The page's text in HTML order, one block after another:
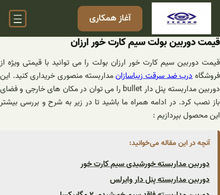
رفتن
آغاز همکاری
قیمت دوربین بولت سیم کارت خور ارزان
قیمت دوربین سیم کارت خور ارزان بولت را می توانید با قیمتی ویژه از
فروشگاهدرب ضد سرقت زیباسازانمداربسته منصوری خریداری کنید. این
دوربین مداربسته پنل دار bullet را می توان در مکان های خارجی و فضای
باز نصب کرد. در ادامه همراه ما باشید تا در زیر به شرح و بررسی بیشتر
این محصول بپردازیم :
آنچه در این مقاله می‌خوانید:
دوربین مداربسته خورشیدی سیم کارت خور
دوربین مداربسته پنل دار وایرلس